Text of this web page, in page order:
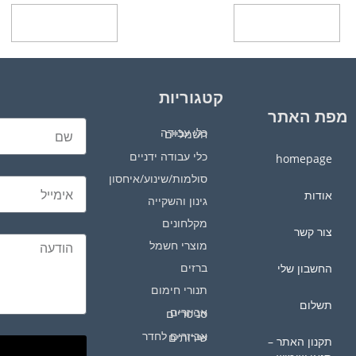
מפת האתר
homepage
אודות
צור קשר
החשבון שלי
תשלום
תקנון האתר –
קטגוריות
כלי עבודה חשמליים
כלי עבודה ידניים
סולמות/שינוע/איחסון
גינון והשקייה
מקלחונים
מוצרי חשמל
ברזים
תנורי חימום
אביזרים סניטריים
אביזרים לחדר שירותים